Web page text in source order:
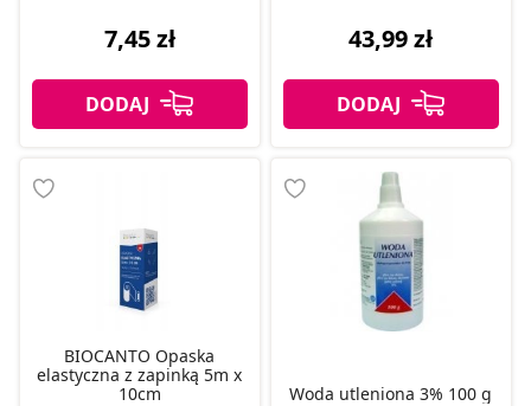
7,45 zł 43,99 zł
BIOCANTO Opaska
elastyczna z zapinką 5m x
10cm
Woda utleniona 3% 100 g